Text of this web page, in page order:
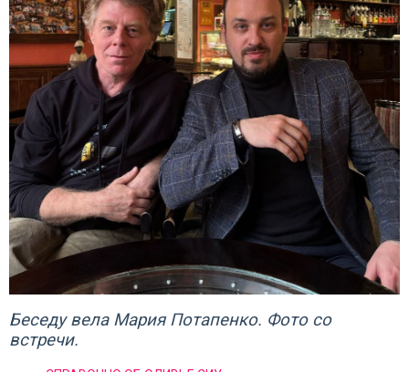
Беседу вела Мария Потапенко. Фото со
встречи.